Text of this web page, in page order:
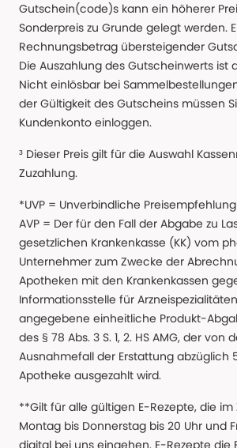
Gutschein(code)s kann ein höherer
Sonderpreis zu Grunde gelegt werden.
Rechnungsbetrag übersteigender
Die Auszahlung des Gutscheinwerts ist
Nicht einlösbar bei
der Gültigkeit des Gutscheins müssen
Kundenkonto einloggen.
³ Dieser Preis gilt für die Auswahl
Zuzahlung.
*UVP = Unverbindliche
AVP = Der für den Fall der Abgabe zu
gesetzlichen Krankenkasse (KK) vom
Unternehmer zum Zwecke der
Apotheken mit den Krankenkassen
Informationsstelle für
angegebene einheitliche Produkt-
des § 78 Abs. 3 S. 1, 2. HS AMG, der von
Ausnahmefall der Erstattung abzüglich
Apotheke ausgezahlt wird.
**Gilt für alle gültigen E-Rezepte, die
Montag bis Donnerstag bis 20 Uhr und